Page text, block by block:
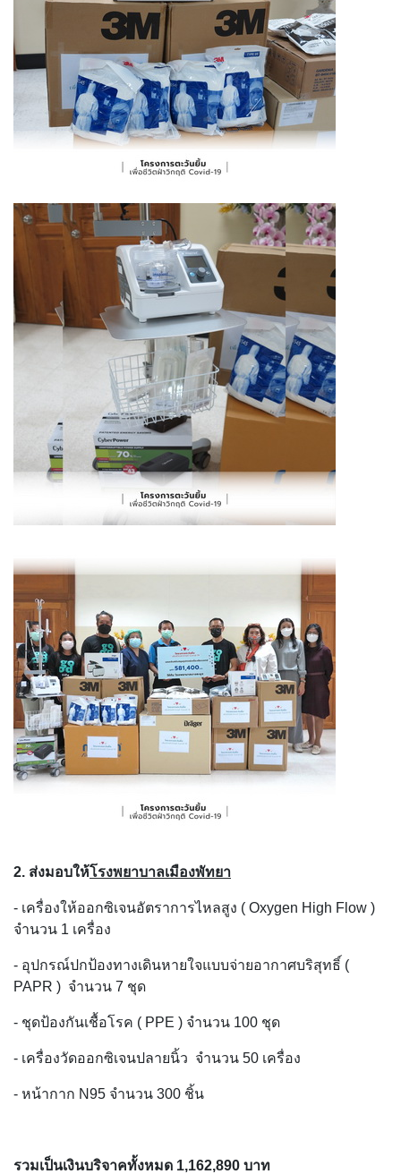
2. ส่งมอบให้โรงพยาบาลเมืองพัทยา
- เครื่องให้ออกซิเจนอัตราการไหลสูง ( Oxygen High Flow )
จำนวน 1 เครื่อง
- อุปกรณ์ปกป้องทางเดินหายใจแบบจ่ายอากาศบริสุทธิ์ (
PAPR ) จำนวน 7 ชุด
- ชุดป้องกันเชื้อโรค ( PPE ) จำนวน 100 ชุด
- เครื่องวัดออกซิเจนปลายนิ้ว จำนวน 50 เครื่อง
- หน้ากาก N95 จำนวน 300 ชิ้น
รวมเป็นเงินบริจาคทั้งหมด 1,162,890 บาท